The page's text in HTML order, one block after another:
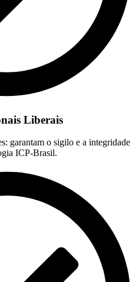
Liberais
garantam o sigilo e a integridade
ICP-Brasil.